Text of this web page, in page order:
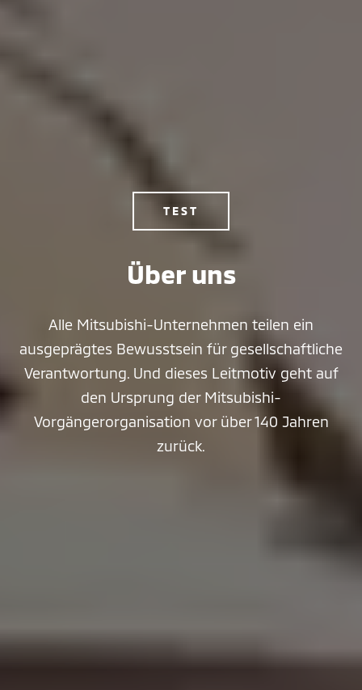
TEST
Über uns
Alle Mitsubishi-Unternehmen teilen ein
ausgeprägtes Bewusstsein für gesellschaftliche
Verantwortung. Und dieses Leitmotiv geht auf
den Ursprung der Mitsubishi-
Vorgängerorganisation vor über 140 Jahren
zurück.